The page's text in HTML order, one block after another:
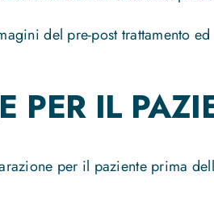
del pre-post trattamento
PER IL
per il paziente prima